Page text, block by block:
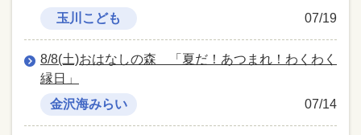
07/19
玉川こども
8/8(土)おはなしの森 「夏だ！あつまれ！わくわく
縁日」
07/14
金沢海みらい